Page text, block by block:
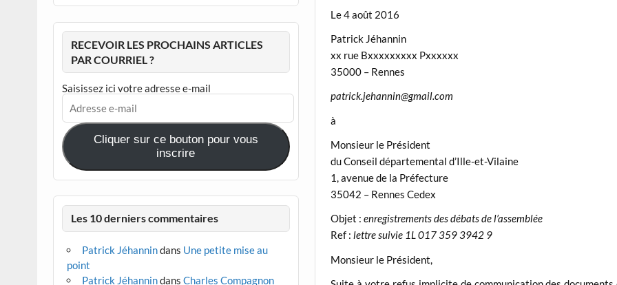
Le 4 août 2016
Patrick Jéhannin
xx rue Bxxxxxxxxx Pxxxxxx
35000 – Rennes
patrick.jehannin@gmail.com
à
Monsieur le Président
du Conseil départemental d’Ille-et-Vilaine
1, avenue de la Préfecture
35042 – Rennes Cedex
Objet :enregistrements des débats de l’assemblée
Ref :lettre suivie 1L 017 359 3942 9
Monsieur le Président,
RECEVOIR LES PROCHAINS ARTICLES
PAR COURRIEL ?
Saisissez ici votre adresse e-mail
Adresse
e-
mail
Cliquer sur ce bouton pour vous
inscrire
Les 10 derniers commentaires
Patrick Jéhannindans Une petite mise au
point
Patrick Jéhannindans Charles Compagnon